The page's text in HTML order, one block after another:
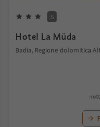
S
Hotel La Müda
Badia, Regione dolomitica